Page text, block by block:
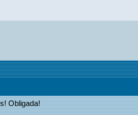
Obligada!